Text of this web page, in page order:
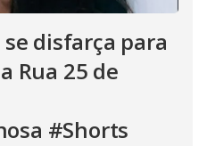
disfarça para
Rua 25 de
#Shorts